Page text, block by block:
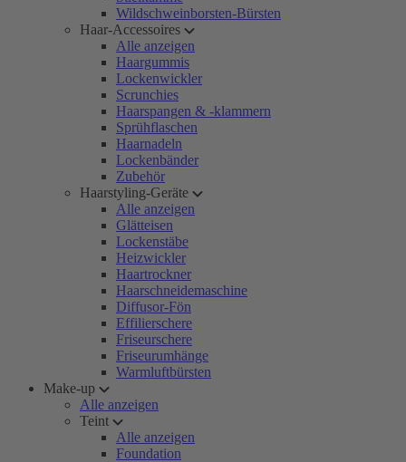
Wildschweinborsten-Bürsten
Haar-Accessoires
Alle anzeigen
Haargummis
Lockenwickler
Scrunchies
Haarspangen & -klammern
Sprühflaschen
Haarnadeln
Lockenbänder
Zubehör
Haarstyling-Geräte
Alle anzeigen
Glätteisen
Lockenstäbe
Heizwickler
Haartrockner
Haarschneidemaschine
Diffusor-Fön
Effilierschere
Friseurschere
Friseurumhänge
Warmluftbürsten
Make-up
Alle anzeigen
Teint
Alle anzeigen
Foundation